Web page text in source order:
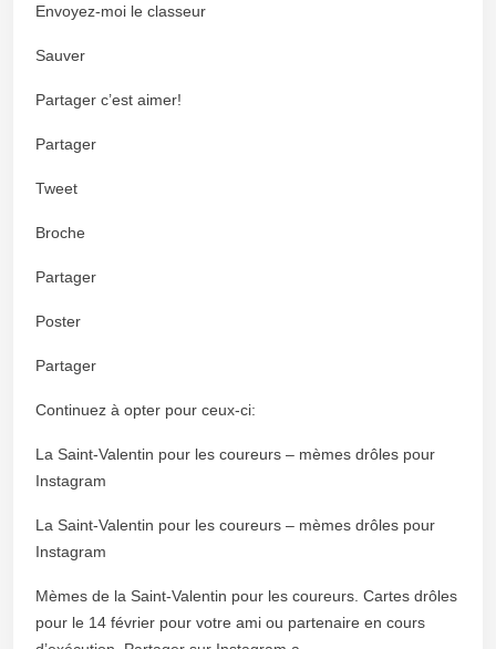
Envoyez-moi le classeur
Sauver
Partager c’est aimer!
Partager
Tweet
Broche
Partager
Poster
Partager
Continuez à opter pour ceux-ci:
La Saint-Valentin pour les coureurs – mèmes drôles pour
Instagram
La Saint-Valentin pour les coureurs – mèmes drôles pour
Instagram
Mèmes de la Saint-Valentin pour les coureurs. Cartes drôles
pour le 14 février pour votre ami ou partenaire en cours